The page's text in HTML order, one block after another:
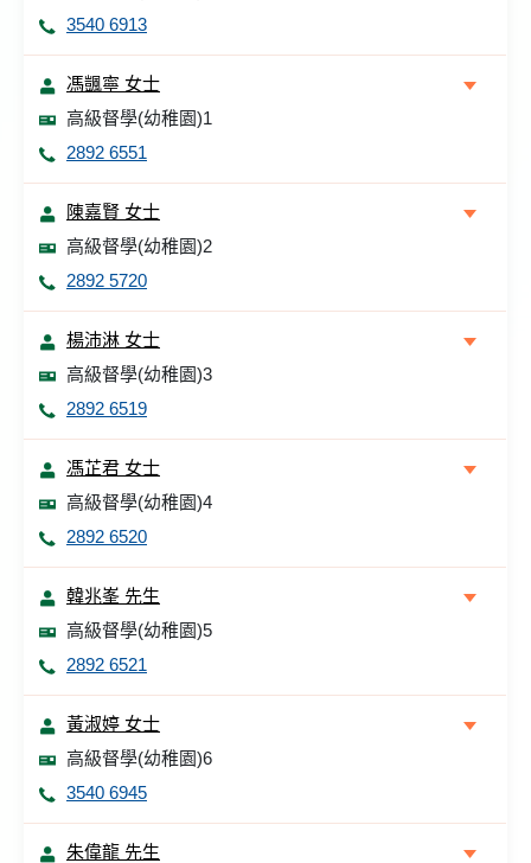
3540 6913
馮颽寧 女士
高級督學(幼稚園)1
2892 6551
陳嘉賢 女士
高級督學(幼稚園)2
2892 5720
楊沛淋 女士
高級督學(幼稚園)3
2892 6519
馮芷君 女士
高級督學(幼稚園)4
2892 6520
韓兆峯 先生
高級督學(幼稚園)5
2892 6521
黃淑婷 女士
高級督學(幼稚園)6
3540 6945
朱偉龍 先生